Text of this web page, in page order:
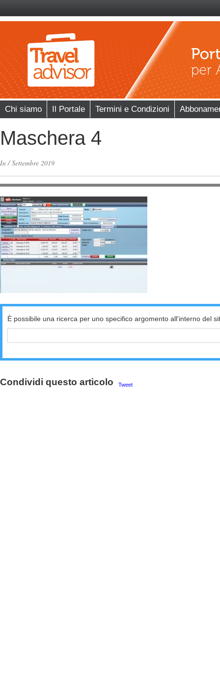
Chi siamo Il Portale Termini e Condizioni
Maschera 4
In/Settembre 2019
È possibile una ricerca per uno specifico argomento all'interno del
Condividi questo articolo Tweet